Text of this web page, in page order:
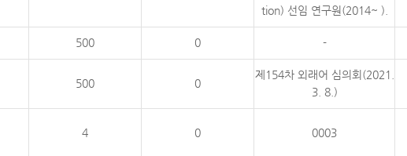
tion) 선임 연구원(2014~ ).
500 0 -
500 0
제154차 외래어 심의회(2021.
3. 8.)
4 0 0003